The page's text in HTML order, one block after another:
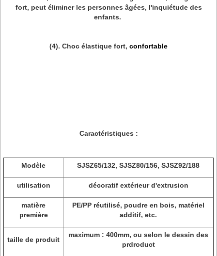
fort, peut éliminer les personnes âgées, l'inquiétude des
enfants.
(4). Choc élastique fort, confortable
Caractéristiques :
Modèle SJSZ65/132, SJSZ80/156, SJSZ92/188
utilisation décoratif extérieur d'extrusion
matière
première
PE/PP réutilisé, poudre en bois, matériel
additif, etc.
taille de produit
maximum : 400mm, ou selon le dessin des
prdroduct